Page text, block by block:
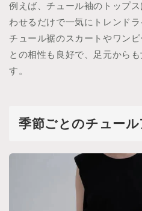
例えば、チュール袖のトップ
わせるだけで一気にトレンド
チュール裾のスカートやワン
との相性も良好で、足元から
す。
季節ごとのチュー